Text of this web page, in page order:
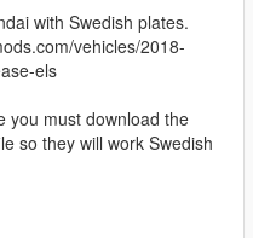
with Swedish plates.
vehicles/2018-
els
you must download the
so they will work Swedish